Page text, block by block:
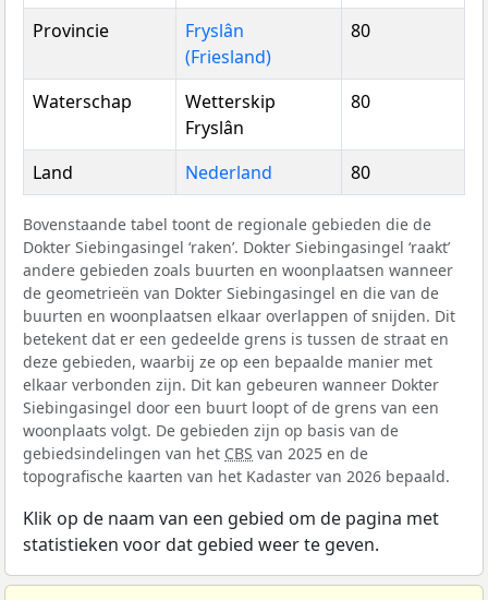
Provincie
Fryslân
(Friesland)
80
Waterschap
Wetterskip
Fryslân
80
Land Nederland 80
Bovenstaande tabel toont de regionale gebieden die de
Dokter Siebingasingel ‘raken’. Dokter Siebingasingel ‘raakt’
andere gebieden zoals buurten en woonplaatsen wanneer
de geometrieën van Dokter Siebingasingel en die van de
buurten en woonplaatsen elkaar overlappen of snijden. Dit
betekent dat er een gedeelde grens is tussen de straat en
deze gebieden, waarbij ze op een bepaalde manier met
elkaar verbonden zijn. Dit kan gebeuren wanneer Dokter
Siebingasingel door een buurt loopt of de grens van een
woonplaats volgt. De gebieden zijn op basis van de
gebiedsindelingen van het CBS van 2025 en de
topografische kaarten van het Kadaster van 2026 bepaald.
Klik op de naam van een gebied om de pagina met
statistieken voor dat gebied weer te geven.